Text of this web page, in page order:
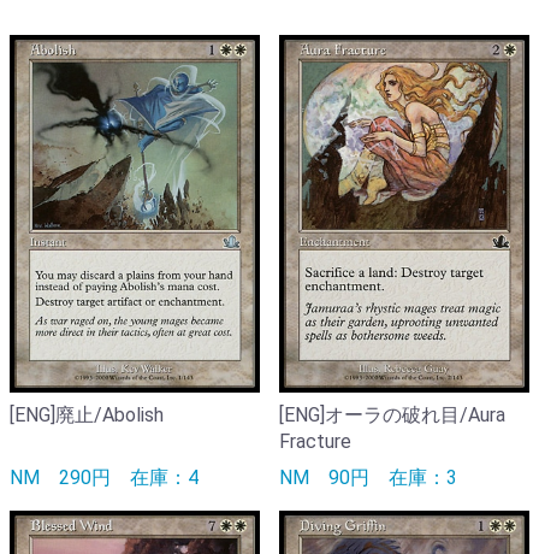
[ENG]廃止/Abolish
NM 290円 在庫：4
[ENG]オーラの破れ目/Aura
Fracture
NM 90円 在庫：3